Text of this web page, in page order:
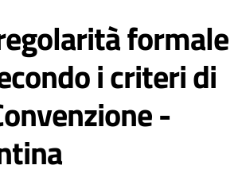
formale
i criteri di
-